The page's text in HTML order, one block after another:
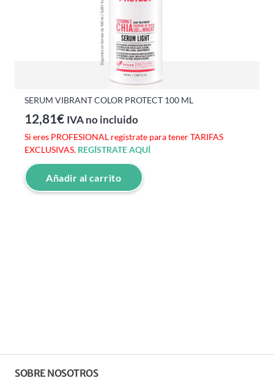
SERUM VIBRANT COLOR PROTECT 100 ML
12,81€ IVA no incluido
Si eres PROFESIONAL regístrate para tener TARIFAS
EXCLUSIVAS. REGÍSTRATE AQUÍ
Añadir al carrito
SOBRE NOSOTROS